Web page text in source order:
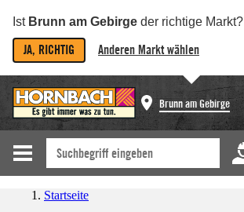
Ist Brunn am Gebirge der richtige Markt?
JA, RICHTIG Anderen Markt wählen
Brunn am Gebirge
Startseite